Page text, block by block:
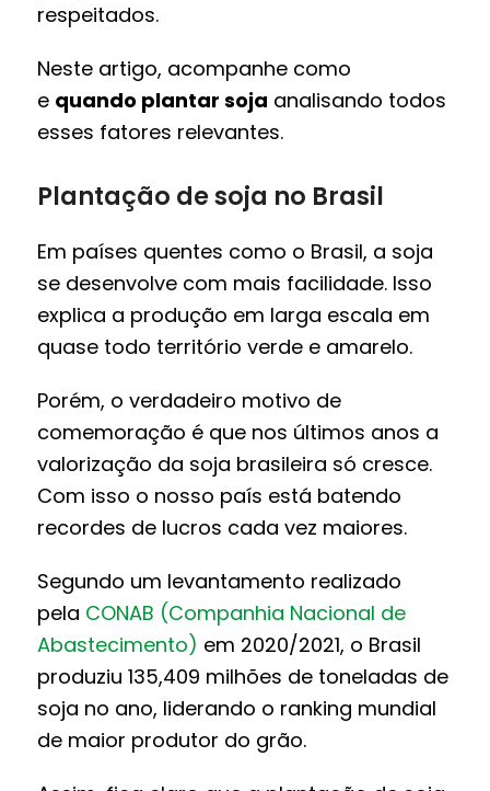
respeitados.
Neste artigo, acompanhe como
e quando plantar soja analisando todos
esses fatores relevantes.
Plantação de soja no Brasil
Em países quentes como o Brasil, a soja
se desenvolve com mais facilidade. Isso
explica a produção em larga escala em
quase todo território verde e amarelo.
Porém, o verdadeiro motivo de
comemoração é que nos últimos anos a
valorização da soja brasileira só cresce.
Com isso o nosso país está batendo
recordes de lucros cada vez maiores.
Segundo um levantamento realizado
pela CONAB (Companhia Nacional de
Abastecimento) em 2020/2021, o Brasil
produziu 135,409 milhões de toneladas de
soja no ano, liderando o ranking mundial
de maior produtor do grão.